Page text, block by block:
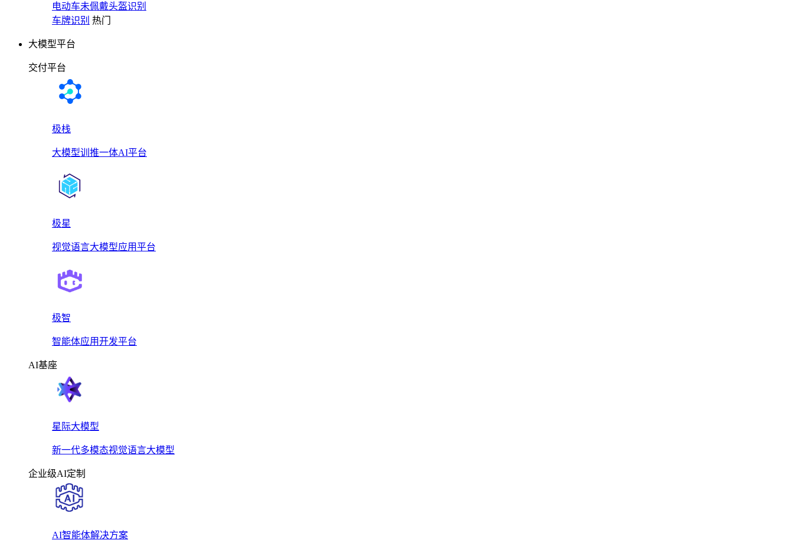
电动车未佩戴头盔识别
车牌识别 热门
大模型平台
交付平台
极栈
大模型训推一体AI平台
极星
视觉语言大模型应用平台
极智
智能体应用开发平台
AI基座
星际大模型
新一代多模态视觉语言大模型
企业级AI定制
AI智能体解决方案